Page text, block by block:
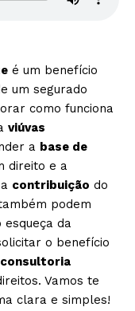
é um benefício
um segurado
como funciona
viúvas
a base de
direito e a
contribuição do
podem
da
o benefício
consultoria
Vamos te
clara e simples!